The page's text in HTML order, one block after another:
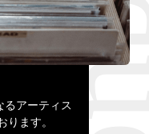
るアーティス
ります。